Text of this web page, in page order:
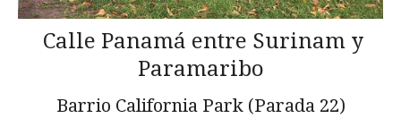
Calle Panamá entre Surinam y
Paramaribo
Barrio California Park (Parada 22)